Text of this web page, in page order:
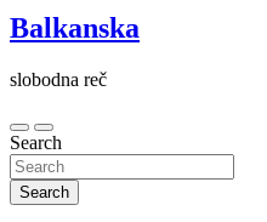
Balkanska
slobodna reč
Search
Search